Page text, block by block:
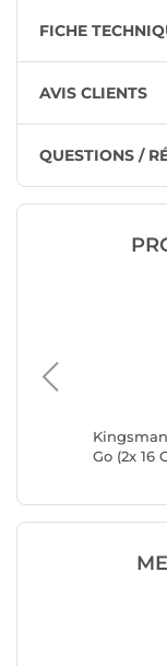
FICHE
AVIS CLIENTS
QUESTIONS /
Go (2x 16